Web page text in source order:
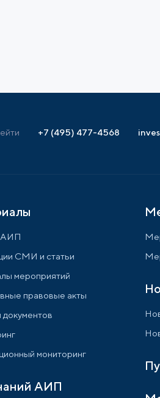
+7 (495) 477-4568
АИП
СМИ и статьи
мероприятий
правовые акты
мониторинг
АИП